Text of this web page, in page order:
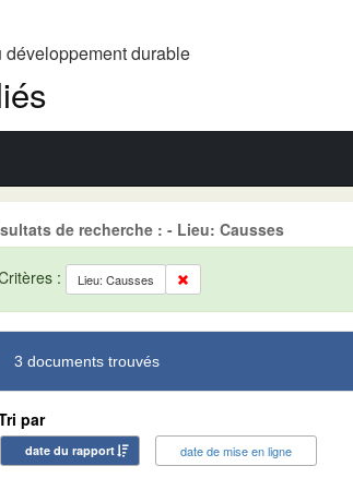
développement durable
de recherche : - Lieu: Causses
: Lieu: Causses
3 documents trouvés
par
date du rapport date de mise en ligne